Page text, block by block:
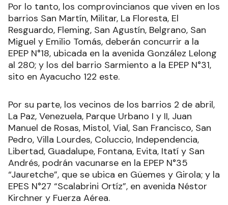
Por lo tanto, los comprovincianos que viven en los
barrios San Martín, Militar, La Floresta, El
Resguardo, Fleming, San Agustín, Belgrano, San
Miguel y Emilio Tomás, deberán concurrir a la
EPEP N°18, ubicada en la avenida González Lelong
al 280; y los del barrio Sarmiento a la EPEP N°31,
sito en Ayacucho 122 este.
Por su parte, los vecinos de los barrios 2 de abril,
La Paz, Venezuela, Parque Urbano I y II, Juan
Manuel de Rosas, Mistol, Vial, San Francisco, San
Pedro, Villa Lourdes, Coluccio, Independencia,
Libertad, Guadalupe, Fontana, Evita, Itatí y San
Andrés, podrán vacunarse en la EPEP N°35
“Jauretche”, que se ubica en Güemes y Girola; y la
EPES N°27 “Scalabrini Ortíz”, en avenida Néstor
Kirchner y Fuerza Aérea.